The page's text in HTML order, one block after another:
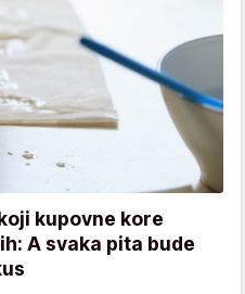
kupovne kore
A svaka pita bude